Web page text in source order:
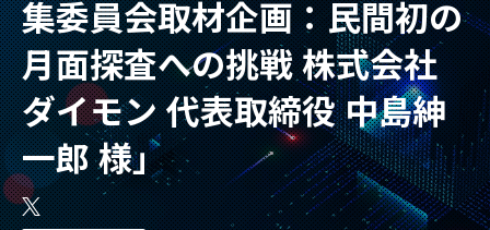
集委員会取材企画：民間初の
月面探査への挑戦 株式会社
ダイモン 代表取締役 中島紳
一郎 様」